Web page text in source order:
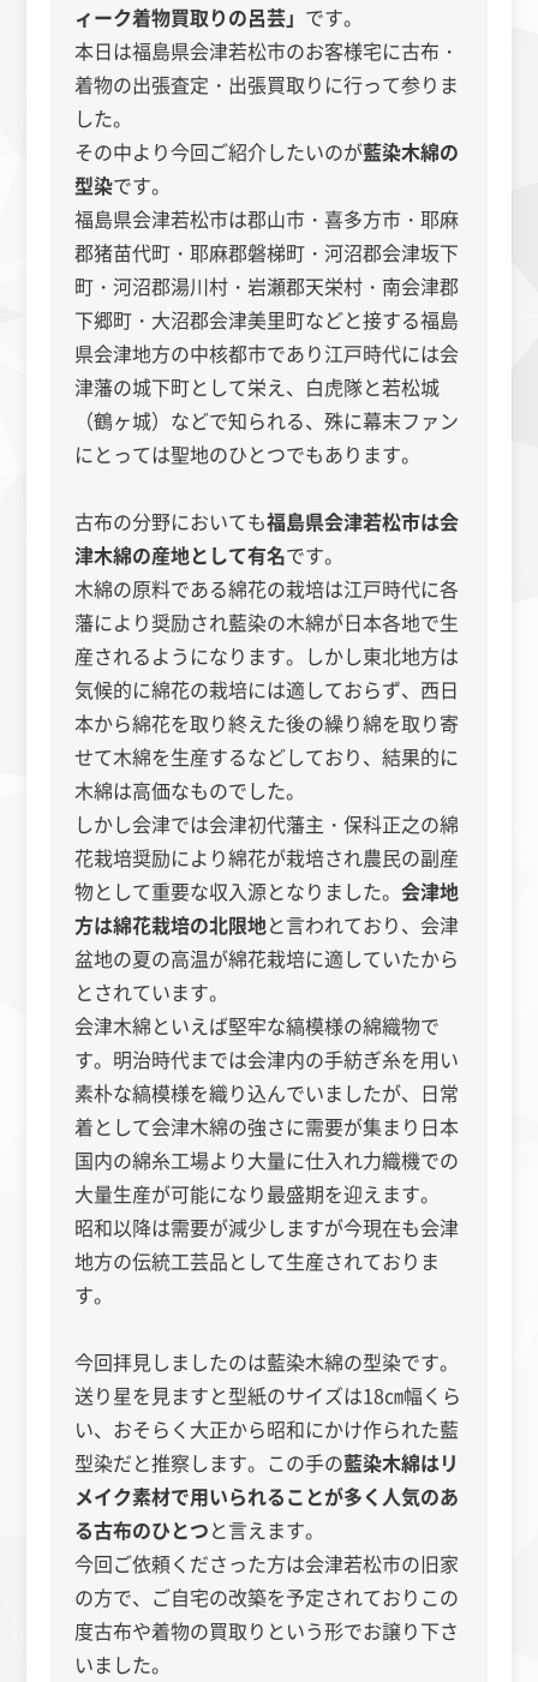
ィーク着物買取りの呂芸」 です。
本日は福島県会津若松市のお客様宅に古布・
着物の出張査定・出張買取りに行って参りま
した。
その中より今回ご紹介したいのが藍染木綿の
型染です。
福島県会津若松市は郡山市・喜多方市・耶麻
郡猪苗代町・耶麻郡磐梯町・河沼郡会津坂下
町・河沼郡湯川村・岩瀬郡天栄村・南会津郡
下郷町・大沼郡会津美里町などと接する福島
県会津地方の中核都市であり江戸時代には会
津藩の城下町として栄え、白虎隊と若松城
（鶴ヶ城）などで知られる、殊に幕末ファン
にとっては聖地のひとつでもあります。
古布の分野においても福島県会津若松市は会
津木綿の産地として有名です。
木綿の原料である綿花の栽培は江戸時代に各
藩により奨励され藍染の木綿が日本各地で生
産されるようになります。しかし東北地方は
気候的に綿花の栽培には適しておらず、西日
本から綿花を取り終えた後の繰り綿を取り寄
せて木綿を生産するなどしており、結果的に
木綿は高価なものでした。
しかし会津では会津初代藩主・保科正之の綿
花栽培奨励により綿花が栽培され農民の副産
物として重要な収入源となりました。会津地
方は綿花栽培の北限地と言われており、会津
盆地の夏の高温が綿花栽培に適していたから
とされています。
会津木綿といえば堅牢な縞模様の綿織物で
す。明治時代までは会津内の手紡ぎ糸を用い
素朴な縞模様を織り込んでいましたが、日常
着として会津木綿の強さに需要が集まり日本
国内の綿糸工場より大量に仕入れ力織機での
大量生産が可能になり最盛期を迎えます。
昭和以降は需要が減少しますが今現在も会津
地方の伝統工芸品として生産されておりま
す。
今回拝見しましたのは藍染木綿の型染です。
送り星を見ますと型紙のサイズは18㎝幅くら
い、おそらく大正から昭和にかけ作られた藍
型染だと推察します。この手の藍染木綿はリ
メイク素材で用いられることが多く人気のあ
る古布のひとつと言えます。
今回ご依頼くださった方は会津若松市の旧家
の方で、ご自宅の改築を予定されておりこの
度古布や着物の買取りという形でお譲り下さ
いました。